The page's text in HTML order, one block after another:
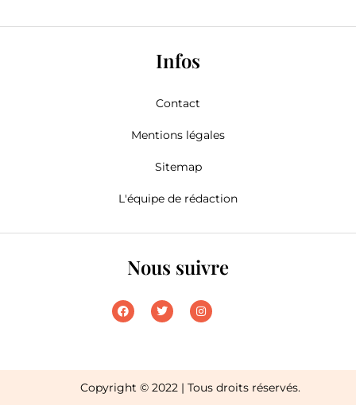
Infos
Contact
Mentions légales
Sitemap
L'équipe de rédaction
Nous suivre
Copyright © 2022 | Tous droits réservés.